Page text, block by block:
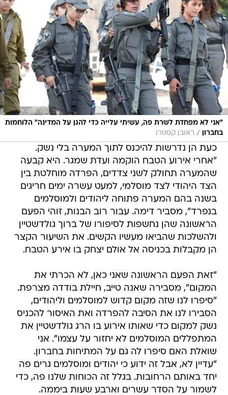
"אני לא מפחדת לשרת פה, עשיתי עלייה כדי להגן על המדינה" הלוחמות
בחברון
/ ראובן קסטרו
כעת הן נדרשות להיכנס לתוך המערה בלי נשק.
"אחרי אירוע הטבח הוקמה ועדת שמגר. היא קבעה
שהמערה תחולק לשני צדדים, הפרדה מוחלטת בין
הצד היהודי לצד מוסלמי, למעט עשרה ימים חריגים
בשנה בהם המערה פתוחה ליהודים ולמוסלמים
בנפרד", מסביר דימה. עבור רוב הבנות, זוהי הפעם
הראשונה שהן נחשפות לסיפורו של ברוך גולדשטיין
ולהשלכות שהביאו מעשיו הקשים. את השיעור הקצר
הן מקבלות בכניסה אל אולם יצחק בו אירע הטבח.
"זאת הפעם הראשונה שאני כאן, לא הכרתי את
המקום", מסבירה שאנה טייב, חיילת בודדה מצרפת.
"סיפרו לנו שזה מקום קדוש למוסלמים וליהודים,
הסבירו לנו את הסיבה להפרדה ואת האיסור להכניס
נשק למקום כדי שאותו אירוע בו הרג גולדשטיין את
המתפללים המוסלמים לא יחזור על עצמו". אני
שואלת האם סיפרו לה גם על המתיחות בחברון.
"עדיין לא, אבל זה ידוע כי יהודים ומוסלמים גרים פה
יחד באותם הרחובות. בגלל זה הכוחות שלנו פה, כדי
לשמור על הסדר עשרים וארבע שעות ביממה.